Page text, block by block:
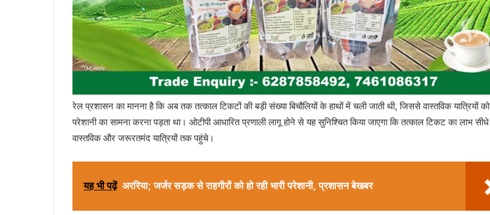
रेल प्रशासन का मानना है कि अब तक तत्काल टिकटों की बड़ी संख्या बिचौलियों के हाथों में चली जाती थी, जिससे वास्तविक यात्रियों को
परेशानी का सामना करना पड़ता था। ओटीपी आधारित प्रणाली लागू होने से यह सुनिश्चित किया जाएगा कि तत्काल टिकट का लाभ सीधे
वास्तविक और जरूरतमंद यात्रियों तक पहुंचे।
यह भी पढ़ें अररिया; जर्जर सड़क से राहगीरों को हो रही भारी परेशानी, प्रशासन बेखबर